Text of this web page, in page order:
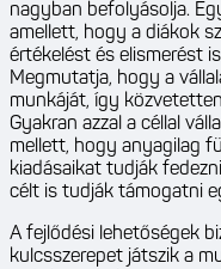
nagyban befolyásolja.
amellett, hogy a diákok
értékelést és elismerést
Megmutatja, hogy a
munkáját, így
Gyakran azzal a céllal
mellett, hogy anyagilag
kiadásaikat tudják
célt is tudják támogatni
A fejlődési lehetőségek
kulcsszerepet játszik a